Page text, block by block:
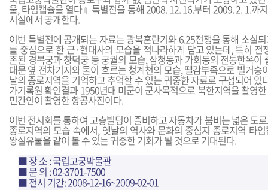
울, 타임캡슐을 열다』특별전을 통해 2008. 12. 16.부터 2009. 2. 1.까
시실에서 공개한다.
이번 특별전에 공개되는 자료는 광복혼란기와 6.25전쟁을 통해 소실
를 중심으로 한 근·현대사의 모습을 적나라하게 담고 있는데, 특히 전
존된 경복궁과 창덕궁 등 궁궐의 모습, 삼청동과 가회동의 전통한옥이
대문 옆 전차기지와 물이 흐르는 청계천의 모습, 땔감부족으로 벌거숭
날의 종로지역을 기억하고 추억할 수 있는 귀중한 자료로 구성되어 있
가기록원 확인결과 1950년대 미군이 군사목적으로 북한지역을 촬영
민간인이 촬영한 항공사진이다.
이번 전시회를 통하여 고층빌딩이 즐비하고 자동차가 붐비는 넓은 도
종로지역의 모습 속에서, 옛날의 역사와 문화의 중심지 종로지역 타
왕실유물을 같이 볼 수 있는 귀중한 기회가 될 것으로 기대된다.
■ 장 소 : 국립고궁박물관
■ 문 의 : 02-3701-7500
■ 전시 기간: 2008-12-16~2009-02-01